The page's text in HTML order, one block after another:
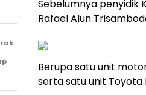
Sebelumnya penyidik
Rafael Alun
Berupa satu unit
serta satu unit Toyota